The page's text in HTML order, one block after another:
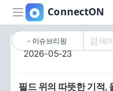
이슈브리핑
2026-05-23
필드 위의 따뜻한 기적,